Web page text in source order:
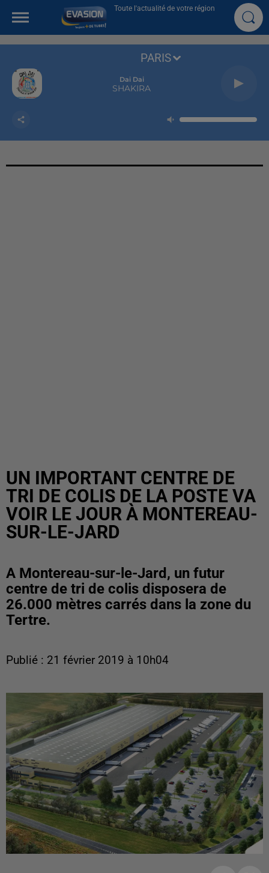
Toute l'actualité de votre région
Dai Dai
SHAKIRA
PARIS
UN IMPORTANT CENTRE DE
TRI DE COLIS DE LA POSTE VA
VOIR LE JOUR À MONTEREAU-
SUR-LE-JARD
A Montereau-sur-le-Jard, un futur
centre de tri de colis disposera de
26.000 mètres carrés dans la zone du
Tertre.
Publié : 21 février 2019 à 10h04